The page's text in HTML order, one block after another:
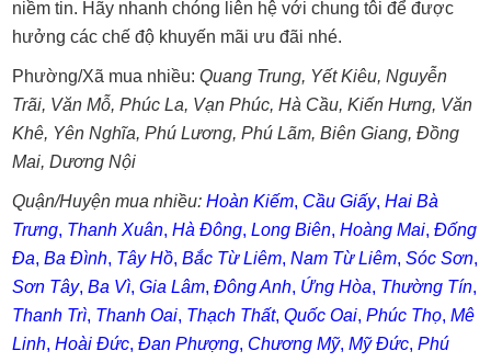
niềm tin. Hãy nhanh chóng liên hệ với chung tôi để được
hưởng các chế độ khuyến mãi ưu đãi nhé.
Phường/Xã mua nhiều:Quang Trung, Yết Kiêu,Nguyễn
Trãi, Văn Mỗ,Phúc La, Vạn Phúc,Hà Cầu,Kiến Hưng, Văn
Khê, Yên Nghĩa,Phú Lương,Phú Lãm,Biên Giang,Đồng
Mai,Dương Nội
Quận/Huyện mua nhiều:Hoàn Kiếm, Cầu Giấy,Hai Bà
Trưng, Thanh Xuân,Hà Đông,Long Biên,Hoàng Mai,Đống
Đa,Ba Đình, Tây Hồ,Bắc Từ Liêm,Nam Từ Liêm,Sóc Sơn,
Sơn Tây,Ba Vì,Gia Lâm,Đông Anh, Ứng Hòa, Thường Tín,
Thanh Trì, Thanh Oai, Thạch Thất,Quốc Oai,Phúc Thọ,Mê
Linh,Hoài Đức,Đan Phượng, Chương Mỹ,Mỹ Đức,Phú